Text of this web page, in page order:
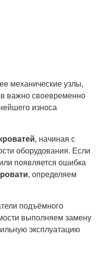
механические узлы,
важно своевременно
износа
, начиная с
оборудования. Если
появляется ошибка
, определяем
подъёмного
выполняем замену
эксплуатацию